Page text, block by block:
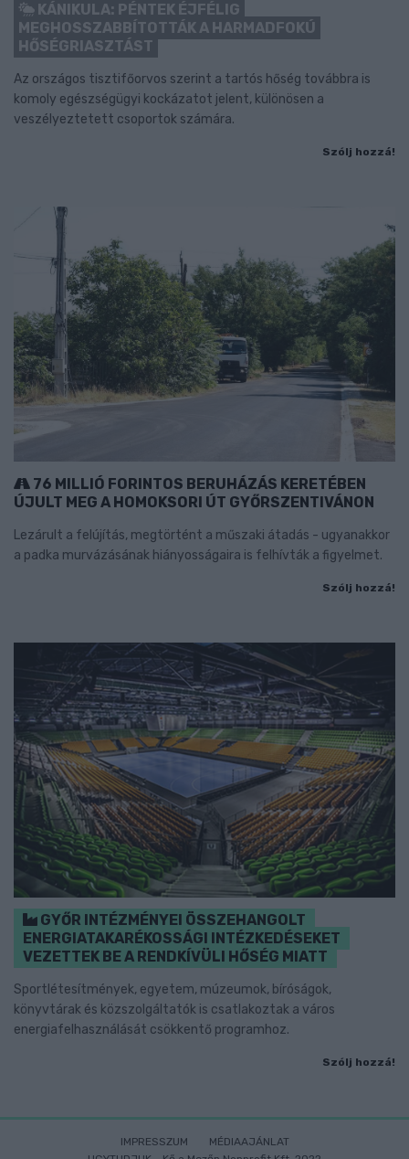
KÁNIKULA: PÉNTEK ÉJFÉLIG
MEGHOSSZABBÍTOTTÁK A HARMADFOKÚ
HŐSÉGRIASZTÁST
Az országos tisztifőorvos szerint a tartós hőség továbbra is
komoly egészségügyi kockázatot jelent, különösen a
veszélyeztetett csoportok számára.
Szólj hozzá!
76 MILLIÓ FORINTOS BERUHÁZÁS KERETÉBEN
ÚJULT MEG A HOMOKSORI ÚT GYŐRSZENTIVÁNON
Lezárult a felújítás, megtörtént a műszaki átadás - ugyanakkor
a padka murvázásának hiányosságaira is felhívták a figyelmet.
Szólj hozzá!
GYŐR INTÉZMÉNYEI ÖSSZEHANGOLT
ENERGIATAKARÉKOSSÁGI INTÉZKEDÉSEKET
VEZETTEK BE A RENDKÍVÜLI HŐSÉG MIATT
Sportlétesítmények, egyetem, múzeumok, bíróságok,
könyvtárak és közszolgáltatók is csatlakoztak a város
energiafelhasználását csökkentő programhoz.
Szólj hozzá!
IMPRESSZUM
MÉDIAAJÁNLAT